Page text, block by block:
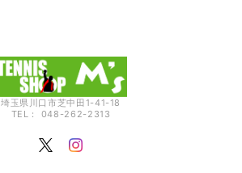
埼玉県川口市芝中田1-41-18
TEL： 048-262-2313